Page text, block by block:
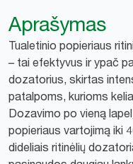
Aprašymas
Tualetinio popieriaus
– tai efektyvus ir ypač
dozatorius, skirtas
patalpoms, kurioms
Dozavimo po vieną
popieriaus vartojimą iki
dideliais ritinėlių